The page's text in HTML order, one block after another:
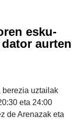
esku-
aurten
berezia uztailak
eta 24:00
de Arenazak eta